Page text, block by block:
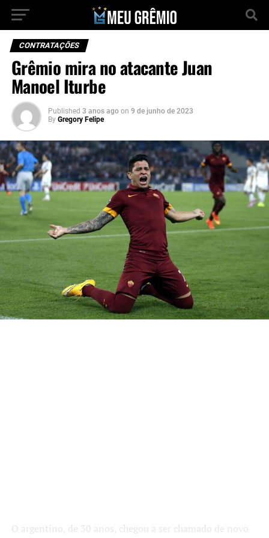
CONTRATAÇÕES
Grêmio mira no atacante Juan
Manoel Iturbe
Published 3 anos ago on 9 de junho de 2023
By Gregory Felipe
O argentino, de 30 anos, chegou a ser chamado de novo